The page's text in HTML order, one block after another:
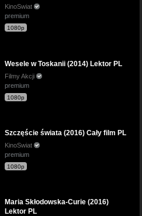
KinoSwiat
premium
1080p
Wesele w Toskanii (2014) Lektor PL
Filmy Akcji
premium
1080p
Szczęście świata (2016) Cały film PL
KinoSwiat
premium
1080p
Maria Skłodowska-Curie (2016)
Lektor PL